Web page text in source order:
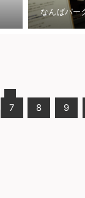
なんばパー
‹
7 8 9